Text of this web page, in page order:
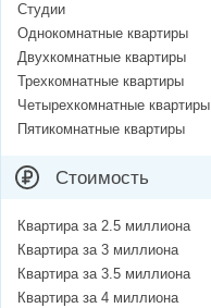
Студии
Однокомнатные квартиры
Двухкомнатные квартиры
Трехкомнатные квартиры
Четырехкомнатные квартиры
Пятикомнатные квартиры
Стоимость
Квартира за 2.5 миллиона
Квартира за 3 миллиона
Квартира за 3.5 миллиона
Квартира за 4 миллиона